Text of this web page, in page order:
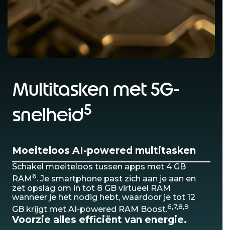
Multitasken met 5G-
snelheid5
Moeiteloos AI-powered multitasken
Schakel moeiteloos tussen apps met 4 GB
RAM6. Je smartphone past zich aan je aan en
zet opslag om in tot 8 GB virtueel RAM
wanneer je het nodig hebt, waardoor je tot 12
GB krijgt met AI-powered RAM Boost.6,7,8,9
Voorzie alles efficiënt van energie.